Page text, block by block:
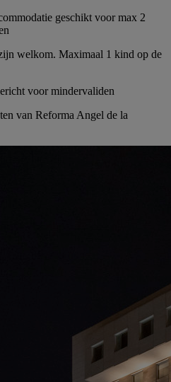
geschikt voor max 2
welkom. Maximaal 1 kind op de
voor mindervaliden
van Reforma Angel de la